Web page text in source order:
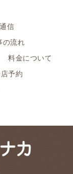
信
の流れ
料金について
予約